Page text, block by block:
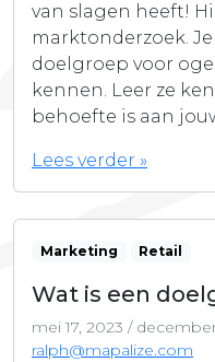
van slagen heeft!
marktonderzoek.
doelgroep voor
kennen. Leer ze
behoefte is aan
Lees verder »
Marketing Retail
Wat is een
mei 17, 2023 /
ralph@mapalize.com